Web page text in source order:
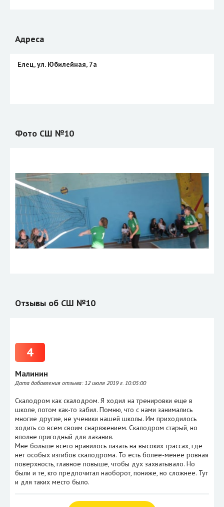
Адреса
Елец, ул. Юбилейная, 7а
Фото СШ №10
Отзывы об СШ №10
Малинин
Дата добавления отзыва: 12 июля 2019 г. 10:05:00
4
Скалодром как скалодром. Я ходил на тренировки еще в
школе, потом как-то забил. Помню, что с нами занимались
многие другие, не ученики нашей школы. Им приходилось
ходить со всем своим снаряжением. Скалодром старый, но
вполне пригодный для лазания.
Мне больше всего нравилось лазать на высоких трассах, где
нет особых изгибов скалодрома. То есть более-менее ровная
поверхность, главное повыше, чтобы дух захватывало. Но
были и те, кто предпочитал наоборот, пониже, но сложнее. Тут
и для таких место было.